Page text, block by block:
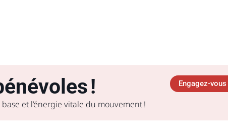
!
et l’énergie vitale du mouvement !
Engagez-vous